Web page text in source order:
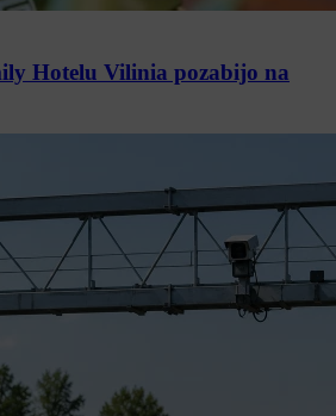
Hotelu Vilinia pozabijo na